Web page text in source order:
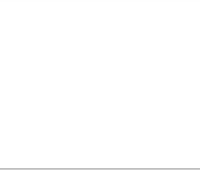
mchanganyiko